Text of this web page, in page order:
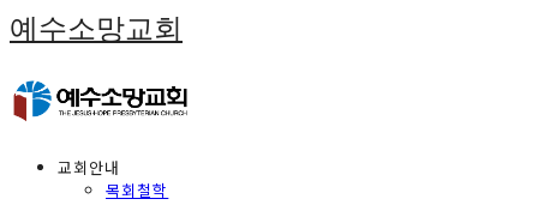
예수소망교회
교회안내
목회철학